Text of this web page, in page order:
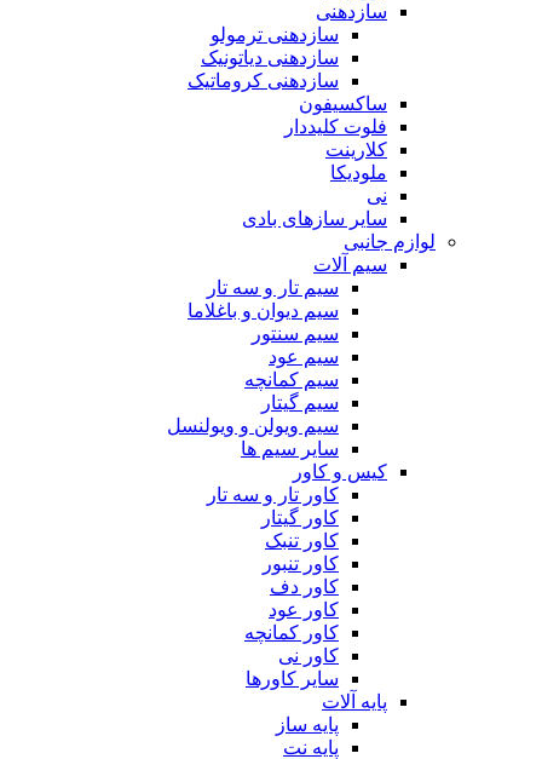
سازدهنی
سازدهنی ترمولو
سازدهنی دیاتونیک
سازدهنی کروماتیک
ساکسیفون
فلوت کلیددار
کلارینت
ملودیکا
نی
سایر سازهای بادی
لوازم جانبی
سیم آلات
سیم تار و سه تار
سیم دیوان و باغلاما
سیم سنتور
سیم عود
سیم کمانچه
سیم گیتار
سیم ویولن و ویولنسل
سایر سیم ها
کیس و کاور
کاور تار و سه تار
کاور گیتار
کاور تنبک
کاور تنبور
کاور دف
کاور عود
کاور کمانچه
کاور نی
سایر کاورها
پایه آلات
پایه ساز
پایه نت